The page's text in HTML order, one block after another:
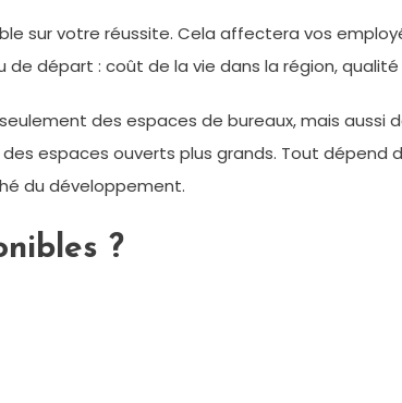
sur votre réussite. Cela affectera vos
départ : coût de la vie dans la région, qualité
des espaces de bureaux, mais aussi
espaces ouverts plus grands. Tout
du développement.
?